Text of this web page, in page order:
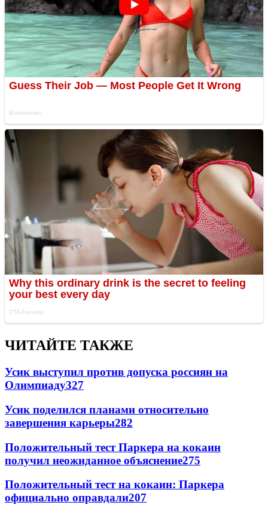
ЧИТАЙТЕ ТАКЖЕ
Усик выступил против допуска россиян на
Олимпиаду327
Усик поделился планами относительно
завершения карьеры282
Положительный тест Паркера на кокаин
получил неожиданное объяснение275
Положительный тест на кокаин: Паркера
официально оправдали207